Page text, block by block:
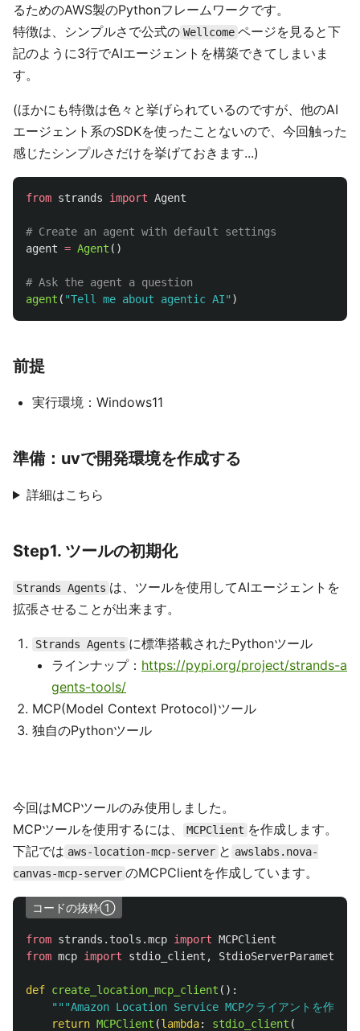
るためのAWS製のPythonフレームワークです。
特徴は、シンプルさで公式の Wellcome ページを見ると下
記のように3行でAIエージェントを構築できてしまいま
す。
(ほかにも特徴は色々と挙げられているのですが、他のAI
エージェント系のSDKを使ったことないので、今回触った
感じたシンプルさだけを挙げておきます...)
from strands import Agent
agent = Agent ()
agent ( "Tell me about agentic AI" )
前提
実行環境：Windows11
準備：uvで開発環境を作成する
詳細はこちら
Step1. ツールの初期化
Strands Agents は、ツールを使用してAIエージェントを
拡張させることが出来ます。
Strands Agents に標準搭載されたPythonツール
ラインナップ： https://pypi.org/project/strands-a
gents-tools/
MCP(Model Context Protocol)ツール
独自のPythonツール
今回はMCPツールのみ使用しました。
MCPツールを使用するには、
MCPClient を作成します。
下記では aws-location-mcp-server と awslabs.nova-
canvas-mcp-server のMCPClientを作成しています。
コードの抜粋①
from strands.tools.mcp import MCPClient
from mcp import stdio_client , StdioServerParameters
def create_location_mcp_client ():
"""Amazon Location Service MCPクライアントを作成
return MCPClient (lambda: stdio_client (